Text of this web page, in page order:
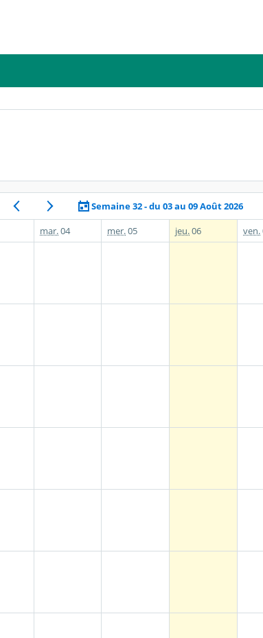
Semaine 32 - du 03 au 09 Août 2026
mar.04 mer.05 jeu.06 ven.